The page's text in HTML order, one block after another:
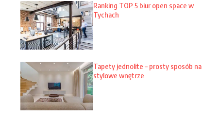
Ranking TOP 5 biur open space w
Tychach
Tapety jednolite – prosty sposób na
stylowe wnętrze